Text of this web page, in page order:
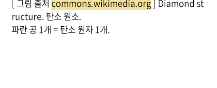
[ 그림 출처 commons.wikimedia.org] Diamond st
ructure. 탄소 원소.
파란 공 1개 = 탄소 원자 1개.